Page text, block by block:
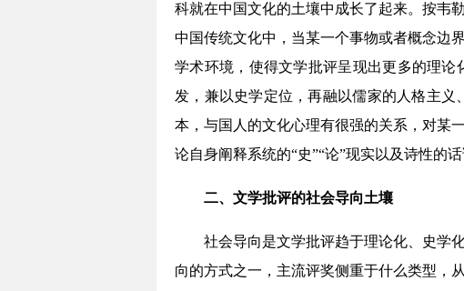
科就在中国文化的土壤中成长了起来。按韦
中国传统文化中，当某一个事物或者概念边
学术环境，使得文学批评呈现出更多的理
发，兼以史学定位，再融以儒家的人格主
本，与国人的文化心理有很强的关系，对某
论自身阐释系统的“史”“论”现实以及诗性的
二、文学批评的社会导向土壤
社会导向是文学批评趋于理论化、史学
向的方式之一，主流评奖侧重于什么类型，